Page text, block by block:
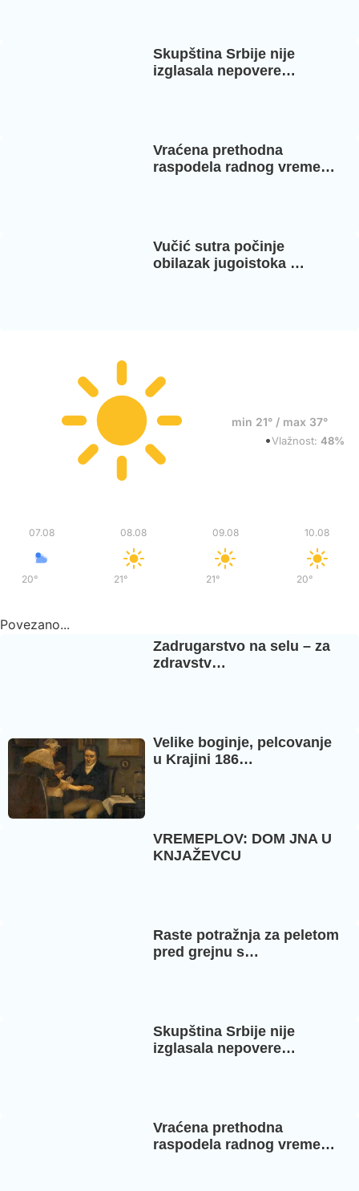
Skupština Srbije nije
izglasala nepovere…
Vraćena prethodna
raspodela radnog vreme…
Vučić sutra počinje
obilazak jugoistoka …
min 21° / max 37°
•Vlažnost: 48%
07.08
20°/
08.08
21°
09.08
21°/
10.08
20°
Povezano...
Zadrugarstvo na selu – za
zdravstv…
Velike boginje, pelcovanje
u Krajini 186…
VREMEPLOV: DOM JNA U
KNJAŽEVCU
Raste potražnja za peletom
pred grejnu s…
Skupština Srbije nije
izglasala nepovere…
Vraćena prethodna
raspodela radnog vreme…